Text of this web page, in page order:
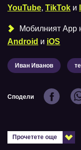
YouTube, TikTok и
Мобилният Аpp
Android и iOS
Иван Иванов
Сподели
Прочетете още